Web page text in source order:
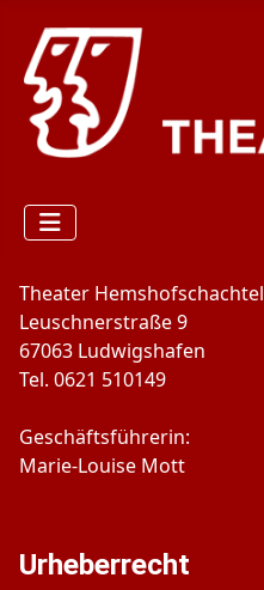
Theater Hemshofschachtel
Leuschnerstraße 9
67063 Ludwigshafen
Tel. 0621 510149
Geschäftsführerin:
Marie-Louise Mott
Urheberrecht